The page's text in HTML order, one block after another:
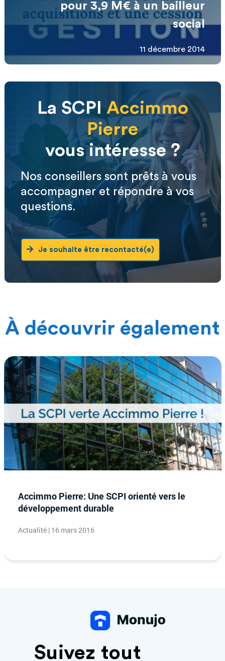
pour 3,9 M€ à un bailleur
social
11 décembre 2014
La SCPI Accimmo
Pierre
vous intéresse ?
Nos conseillers sont prêts à vous
accompagner et répondre à vos
questions.
Je souhaite être recontacté(e)
À découvrir également
Accimmo Pierre: Une SCPI orienté vers le
développement durable
Actualité | 16 mars 2016
Suivez tout